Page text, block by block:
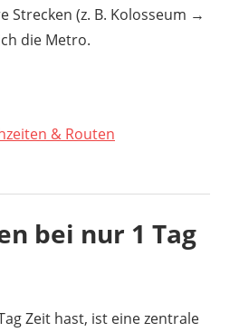
Strecken (z. B. Kolosseum →
die Metro.
& Routen
bei nur 1 Tag
Zeit hast, ist eine zentrale